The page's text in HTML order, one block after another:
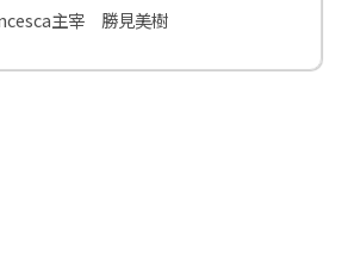
主宰 勝見美樹